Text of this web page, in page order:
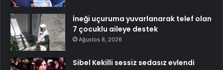
İneği uçuruma yuvarlanarak telef olan
7 çocuklu aileye destek
Ağustos 8, 2026
Sibel Kekilli sessiz sedasız evlendi